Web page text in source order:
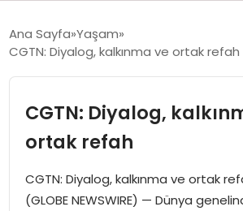
GÜNDEM
EKONOMI
İDEAL YAŞAM
İDEAL SPOR
Ana Sayfa Yaşam
CGTN: Diyalog, kalkınma ve ortak refah
CGTN: Diyalog,
ortak refah
CGTN: Diyalog, kalkınma ve ortak
(GLOBE NEWSWIRE) — Dünya